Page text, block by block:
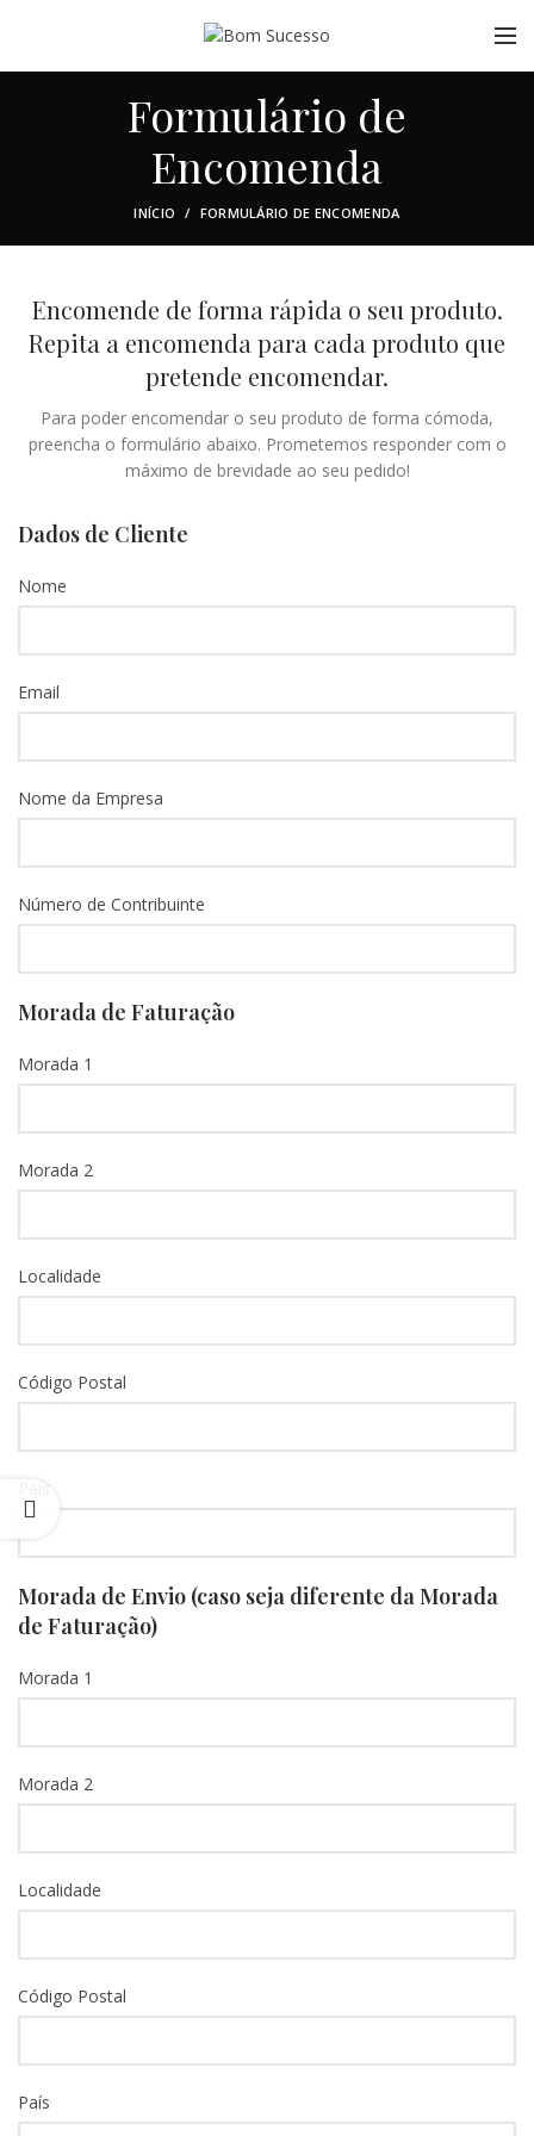
Formulário de
Encomenda
INÍCIO FORMULÁRIO DE ENCOMENDA
Encomende de forma rápida o seu produto.
Repita a encomenda para cada produto que
pretende encomendar.
Para poder encomendar o seu produto de forma cómoda,
preencha o formulário abaixo. Prometemos responder com o
máximo de brevidade ao seu pedido!
Dados de Cliente
Nome
Email
Nome da Empresa
Número de Contribuinte
Morada de Faturação
Morada 1
Morada 2
Localidade
Código Postal
País
Morada de Envio (caso seja diferente da Morada
de Faturação)
Morada 1
Morada 2
Localidade
Código Postal
País